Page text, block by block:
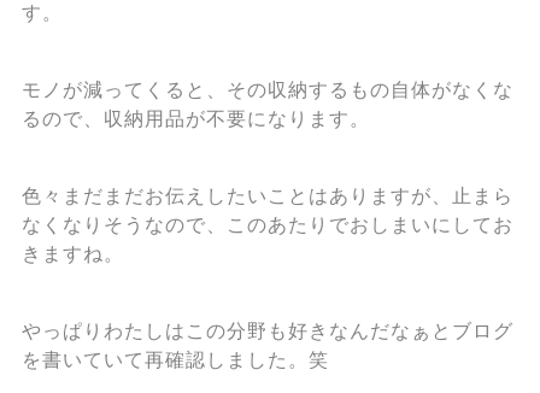
す。
モノが減ってくると、その収納するもの自体がなくな
るので、収納用品が不要になります。
色々まだまだお伝えしたいことはありますが、止まら
なくなりそうなので、このあたりでおしまいにしてお
きますね。
やっぱりわたしはこの分野も好きなんだなぁとブログ
を書いていて再確認しました。笑